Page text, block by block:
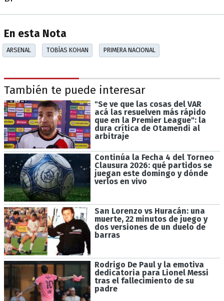
En esta Nota
ARSENAL TOBÍAS KOHAN PRIMERA NACIONAL
También te puede interesar
"Se ve que las cosas del VAR
acá las resuelven más rápido
que en la Premier League": la
dura crítica de Otamendi al
arbitraje
Continúa la Fecha 4 del Torneo
Clausura 2026: qué partidos se
juegan este domingo y dónde
verlos en vivo
San Lorenzo vs Huracán: una
muerte, 22 minutos de juego y
dos versiones de un duelo de
barras
Rodrigo De Paul y la emotiva
dedicatoria para Lionel Messi
tras el fallecimiento de su
padre